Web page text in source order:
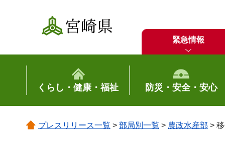
宮崎県
緊急情報
くらし・健康・福祉 防災・安全・安心
プレスリリース一覧 > 部局別一覧 > 農政水産部 >